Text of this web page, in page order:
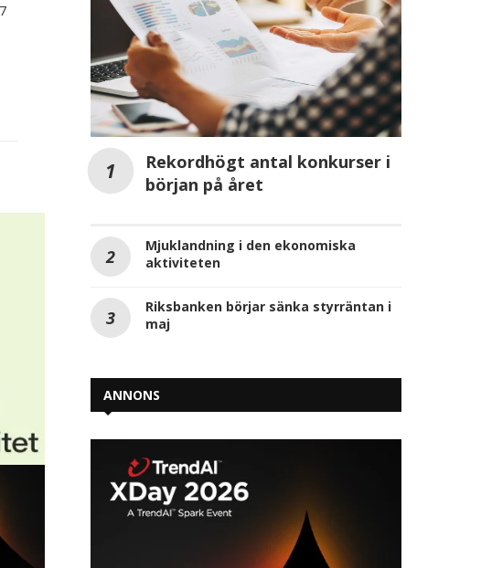
Rekordhögt antal konkurser i
början på året
Mjuklandning i den ekonomiska
aktiviteten
Riksbanken börjar sänka styrräntan i
maj
ANNONS